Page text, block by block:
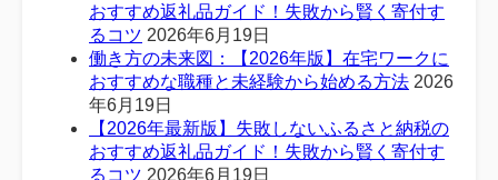
おすすめ返礼品ガイド！失敗から賢く寄付す
るコツ 2026年6月19日
働き方の未来図：【2026年版】在宅ワークに
おすすめな職種と未経験から始める方法 2026
年6月19日
【2026年最新版】失敗しないふるさと納税の
おすすめ返礼品ガイド！失敗から賢く寄付す
るコツ 2026年6月19日